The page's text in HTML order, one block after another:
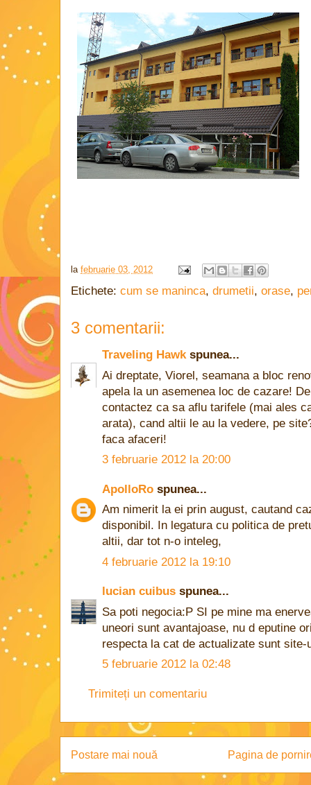
la februarie 03, 2012
Etichete: cum se maninca, drumetii, orase,
3 comentarii:
Traveling Hawkspunea...
Ai dreptate, Viorel, seamana a bloc
apela la un asemenea loc de cazare!
contactez ca sa aflu tarifele (mai ales
arata), cand altii le au la vedere, pe
faca afaceri!
3 februarie 2012 la 20:00
ApolloRo spunea...
Am nimerit la ei prin august, cautand
disponibil. In legatura cu politica de
altii, dar tot n-o inteleg,
4 februarie 2012 la 19:10
lucian cuibus spunea...
Sa poti negocia:P SI pe mine ma
uneori sunt avantajoase, nu d eputine
respecta la cat de actualizate sunt site-
5 februarie 2012 la 02:48
Trimiteți un comentariu
Postare mai nouă Pagina de